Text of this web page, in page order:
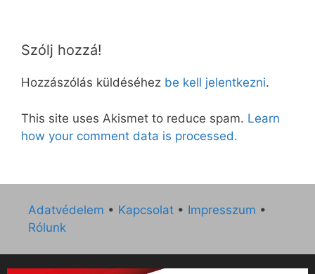
Szólj hozzá!
Hozzászólás küldéséhez be kell jelentkezni.
This site uses Akismet to reduce spam. Learn
how your comment data is processed.
Adatvédelem • Kapcsolat • Impresszum •
Rólunk